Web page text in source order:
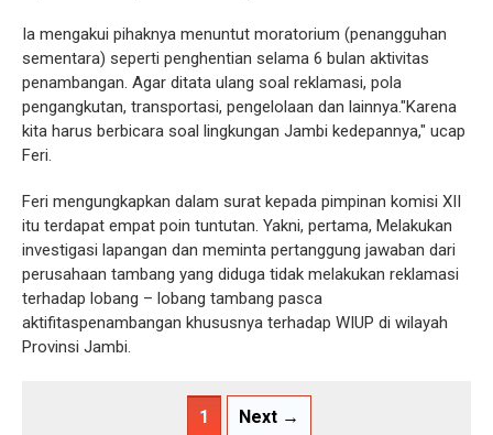
Ia mengakui pihaknya menuntut moratorium (penangguhan
sementara) seperti penghentian selama 6 bulan aktivitas
penambangan. Agar ditata ulang soal reklamasi, pola
pengangkutan, transportasi, pengelolaan dan lainnya."Karena
kita harus berbicara soal lingkungan Jambi kedepannya," ucap
Feri.
Feri mengungkapkan dalam surat kepada pimpinan komisi XII
itu terdapat empat poin tuntutan. Yakni, pertama, Melakukan
investigasi lapangan dan meminta pertanggung jawaban dari
perusahaan tambang yang diduga tidak melakukan reklamasi
terhadap lobang – lobang tambang pasca
aktifitaspenambangan khususnya terhadap WIUP di wilayah
Provinsi Jambi.
1 Next →